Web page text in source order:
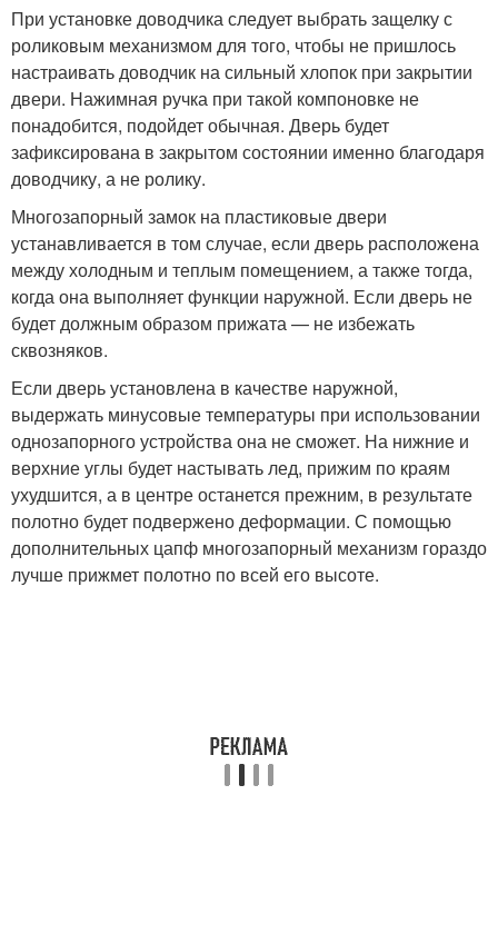
При установке доводчика следует выбрать защелку с
роликовым механизмом для того, чтобы не пришлось
настраивать доводчик на сильный хлопок при закрытии
двери. Нажимная ручка при такой компоновке не
понадобится, подойдет обычная. Дверь будет
зафиксирована в закрытом состоянии именно благодаря
доводчику, а не ролику.
Многозапорный замок на пластиковые двери
устанавливается в том случае, если дверь расположена
между холодным и теплым помещением, а также тогда,
когда она выполняет функции наружной. Если дверь не
будет должным образом прижата — не избежать
сквозняков.
Если дверь установлена в качестве наружной,
выдержать минусовые температуры при использовании
однозапорного устройства она не сможет. На нижние и
верхние углы будет настывать лед, прижим по краям
ухудшится, а в центре останется прежним, в результате
полотно будет подвержено деформации. С помощью
дополнительных цапф многозапорный механизм гораздо
лучше прижмет полотно по всей его высоте.